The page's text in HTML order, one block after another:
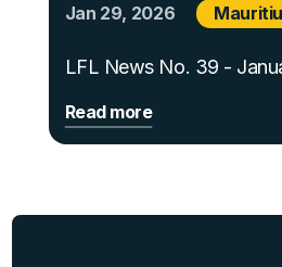
Jan 29, 2026
LFL News No. 39 -
Read more